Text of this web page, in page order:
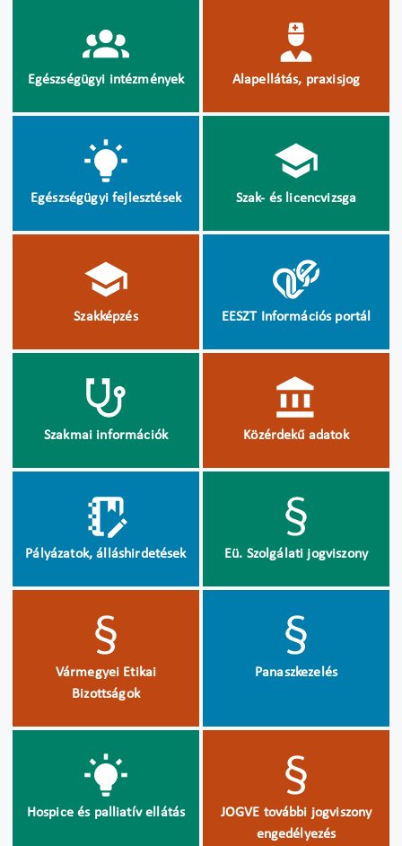
Egészségügyi intézmények Alapellátás, praxisjog
Egészségügyi fejlesztések Szak- és licencvizsga
Szakképzés EESZT Információs portál
Szakmai információk Közérdekű adatok
Pályázatok, álláshirdetések Eü. Szolgálati jogviszony
Vármegyei Etikai
Bizottságok
Panaszkezelés
Hospice és palliatív ellátás
JOGVE további jogviszony
engedélyezés